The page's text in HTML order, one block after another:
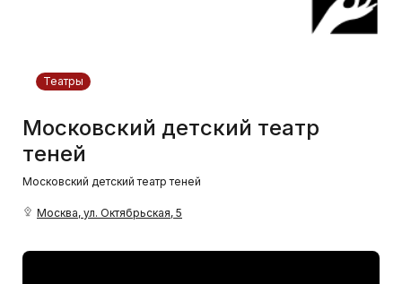
Театры
Московский детский театр
теней
Московский детский театр теней
Москва, ул. Октябрьская, 5